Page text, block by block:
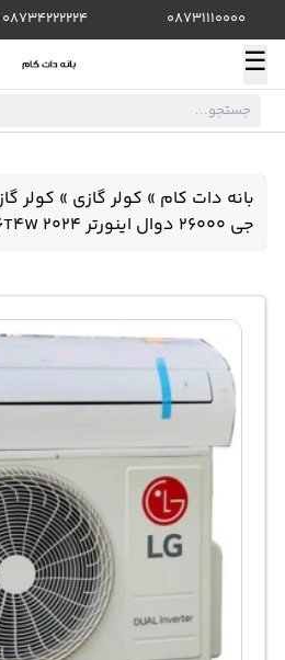
08731110000
08734222224
☰
بانه دات کام » کولر گازی » کولر
جی 26000 دوال اینورتر BMPU26T4W 2024